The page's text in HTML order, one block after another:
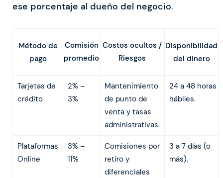
ese porcentaje al dueño del negocio.
Método de
pago
Comisión
promedio
Costos ocultos /
Riesgos
Disponibilidad
del dinero
Tarjetas de
crédito
2% –
3%
Mantenimiento
de punto de
venta y tasas
administrativas.
24 a 48 horas
hábiles.
Plataformas
Online
3% –
11%
Comisiones por
retiro y
diferenciales
3 a 7 días (o
más).